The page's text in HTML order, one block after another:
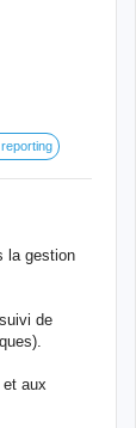
la gestion
de
aux